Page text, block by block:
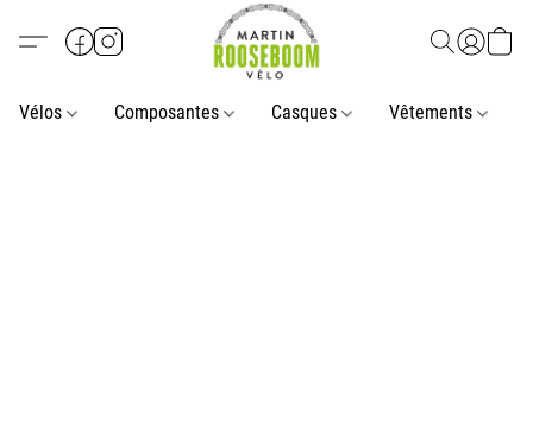
Vélos Composantes Casques Vêtements